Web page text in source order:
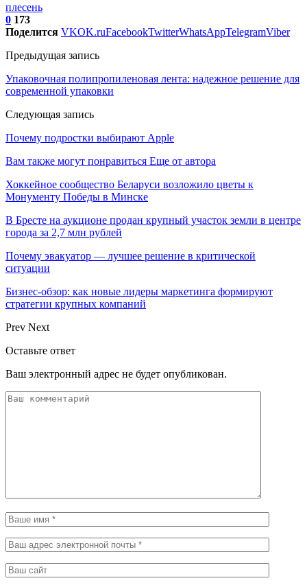
плесень
0 173
Поделится VKOK.ruFacebookTwitterWhatsAppTelegramViber
Предыдущая запись
Упаковочная полипропиленовая лента: надежное решение для
современной упаковки
Следующая запись
Почему подростки выбирают Apple
Вам также могут понравиться Еще от автора
Хоккейное сообщество Беларуси возложило цветы к
Монументу Победы в Минске
В Бресте на аукционе продан крупный участок земли в центре
города за 2,7 млн рублей
Почему эвакуатор — лучшее решение в критической
ситуации
Бизнес-обзор: как новые лидеры маркетинга формируют
стратегии крупных компаний
Prev Next
Оставьте ответ
Ваш электронный адрес не будет опубликован.